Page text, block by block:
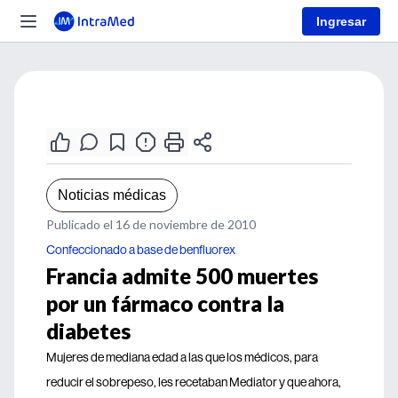
Ingresar
Noticias médicas
Publicado el 16 de noviembre de 2010
Confeccionado a base de benfluorex
Francia admite 500 muertes
por un fármaco contra la
diabetes
Mujeres de mediana edad a las que los médicos, para
reducir el sobrepeso, les recetaban Mediator y que ahora,